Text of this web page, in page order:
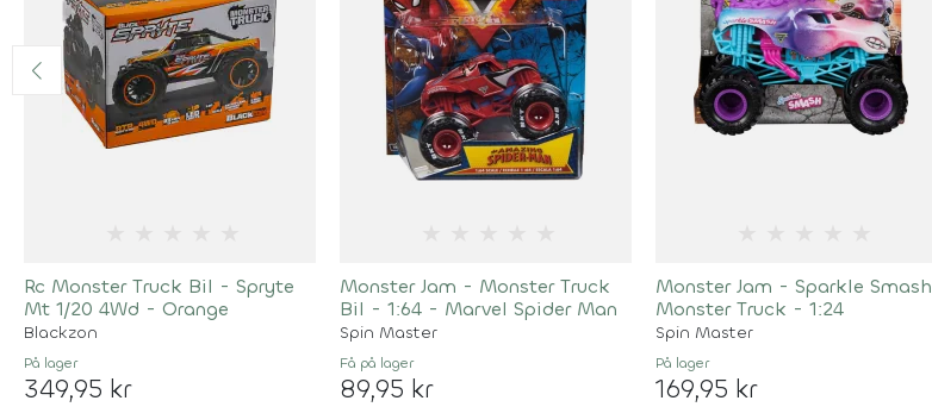
Rc Monster Truck Bil - Spryte
Mt 1/20 4Wd - Orange
Blackzon
På lager
349,95 kr
Monster Jam - Monster Truck
Bil - 1:64 - Marvel Spider Man
Spin Master
Få på lager
89,95 kr
Monster Jam - Sparkle Smash
Monster Truck - 1:24
Spin Master
På lager
169,95 kr